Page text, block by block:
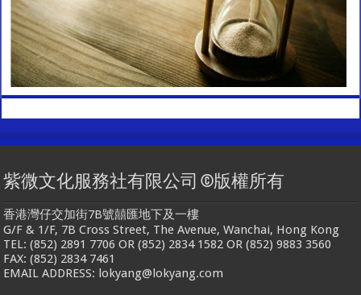
紫微文化服務社有限公司 ©版權所有
香港灣仔交加街7B號囍匯地下及一樓
G/F & 1/F, 7B Cross Street, The Avenue, Wanchai, Hong Kong
TEL: (852) 2891 7706 OR (852) 2834 1582 OR (852) 9883 3560
FAX: (852) 2834 7461
EMAIL ADDRESS: lokyang@lokyang.com